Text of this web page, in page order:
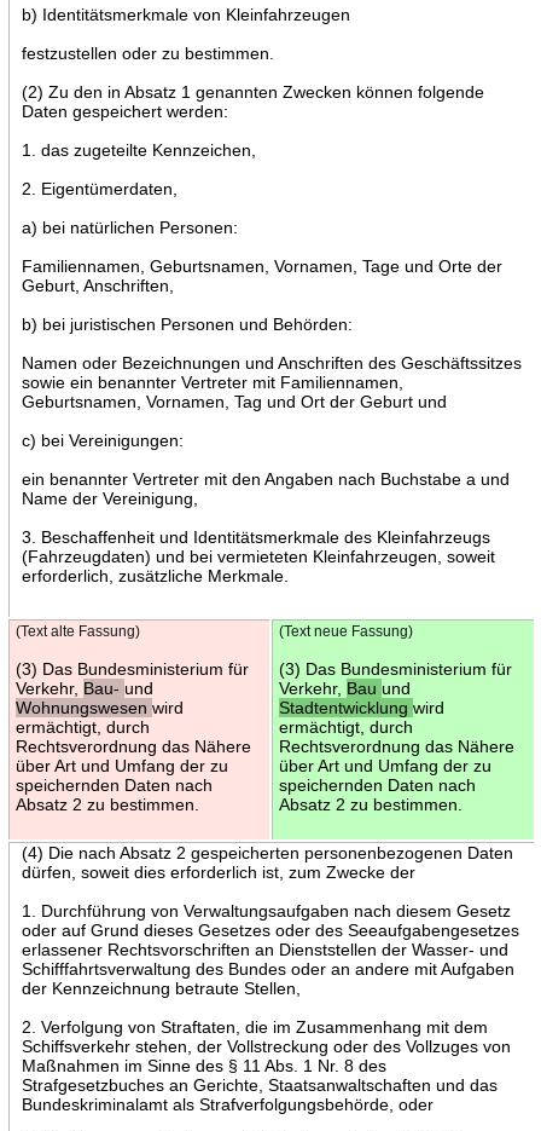
b) Identitätsmerkmale von Kleinfahrzeugen
festzustellen oder zu bestimmen.
(2) Zu den in Absatz 1 genannten Zwecken können folgende
Daten gespeichert werden:
1. das zugeteilte Kennzeichen,
2. Eigentümerdaten,
a) bei natürlichen Personen:
Familiennamen, Geburtsnamen, Vornamen, Tage und Orte der
Geburt, Anschriften,
b) bei juristischen Personen und Behörden:
Namen oder Bezeichnungen und Anschriften des Geschäftssitzes
sowie ein benannter Vertreter mit Familiennamen,
Geburtsnamen, Vornamen, Tag und Ort der Geburt und
c) bei Vereinigungen:
ein benannter Vertreter mit den Angaben nach Buchstabe a und
Name der Vereinigung,
3. Beschaffenheit und Identitätsmerkmale des Kleinfahrzeugs
(Fahrzeugdaten) und bei vermieteten Kleinfahrzeugen, soweit
erforderlich, zusätzliche Merkmale.
(Text alte Fassung)
(3) Das Bundesministerium für
Verkehr, Bau- und
Wohnungswesen wird
ermächtigt, durch
Rechtsverordnung das Nähere
über Art und Umfang der zu
speichernden Daten nach
Absatz 2 zu bestimmen.
(Text neue Fassung)
(3) Das Bundesministerium für
Verkehr, Bau und
Stadtentwicklung wird
ermächtigt, durch
Rechtsverordnung das Nähere
über Art und Umfang der zu
speichernden Daten nach
Absatz 2 zu bestimmen.
(4) Die nach Absatz 2 gespeicherten personenbezogenen Daten
dürfen, soweit dies erforderlich ist, zum Zwecke der
1. Durchführung von Verwaltungsaufgaben nach diesem Gesetz
oder auf Grund dieses Gesetzes oder des Seeaufgabengesetzes
erlassener Rechtsvorschriften an Dienststellen der Wasser- und
Schifffahrtsverwaltung des Bundes oder an andere mit Aufgaben
der Kennzeichnung betraute Stellen,
2. Verfolgung von Straftaten, die im Zusammenhang mit dem
Schiffsverkehr stehen, der Vollstreckung oder des Vollzuges von
Maßnahmen im Sinne des § 11 Abs. 1 Nr. 8 des
Strafgesetzbuches an Gerichte, Staatsanwaltschaften und das
Bundeskriminalamt als Strafverfolgungsbehörde, oder